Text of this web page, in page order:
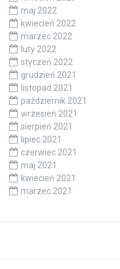
maj 2022
kwiecień 2022
marzec 2022
luty 2022
styczeń 2022
grudzień 2021
listopad 2021
październik 2021
wrzesień 2021
sierpień 2021
lipiec 2021
czerwiec 2021
maj 2021
kwiecień 2021
marzec 2021